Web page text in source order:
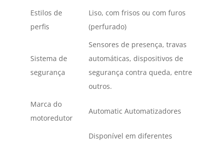
Estilos de
perfis
Liso, com frisos ou com furos
(perfurado)
Sistema de
segurança
Sensores de presença, travas
automáticas, dispositivos de
segurança contra queda, entre
outros.
Marca do
motoredutor
Automatic Automatizadores
Disponível em diferentes